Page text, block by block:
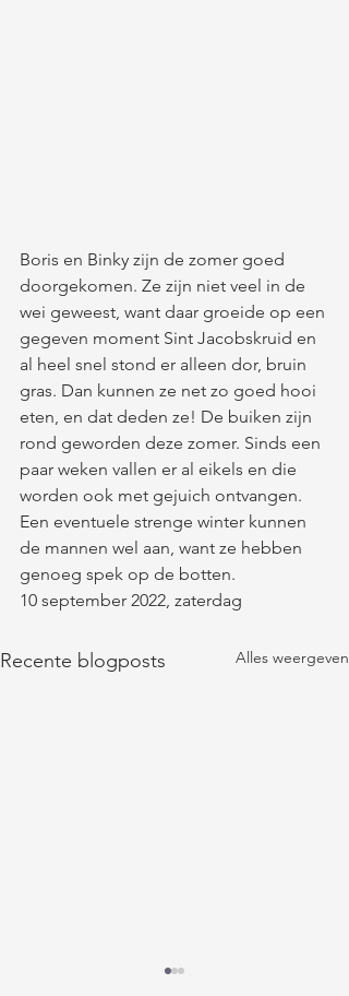
Boris en Binky zijn de zomer goed
doorgekomen. Ze zijn niet veel in de
wei geweest, want daar groeide op een
gegeven moment Sint Jacobskruid en
al heel snel stond er alleen dor, bruin
gras. Dan kunnen ze net zo goed hooi
eten, en dat deden ze! De buiken zijn
rond geworden deze zomer. Sinds een
paar weken vallen er al eikels en die
worden ook met gejuich ontvangen.
Een eventuele strenge winter kunnen
de mannen wel aan, want ze hebben
genoeg spek op de botten.
10 september 2022, zaterdag
Recente blogposts Alles weergeven